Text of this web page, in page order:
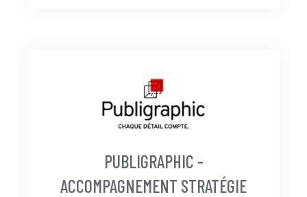
PUBLIGRAPHIC -
ACCOMPAGNEMENT STRATÉGIE